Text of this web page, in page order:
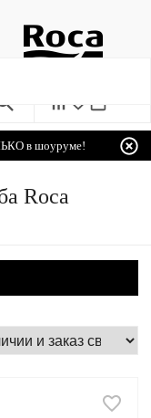
в шоуруме!
Roca